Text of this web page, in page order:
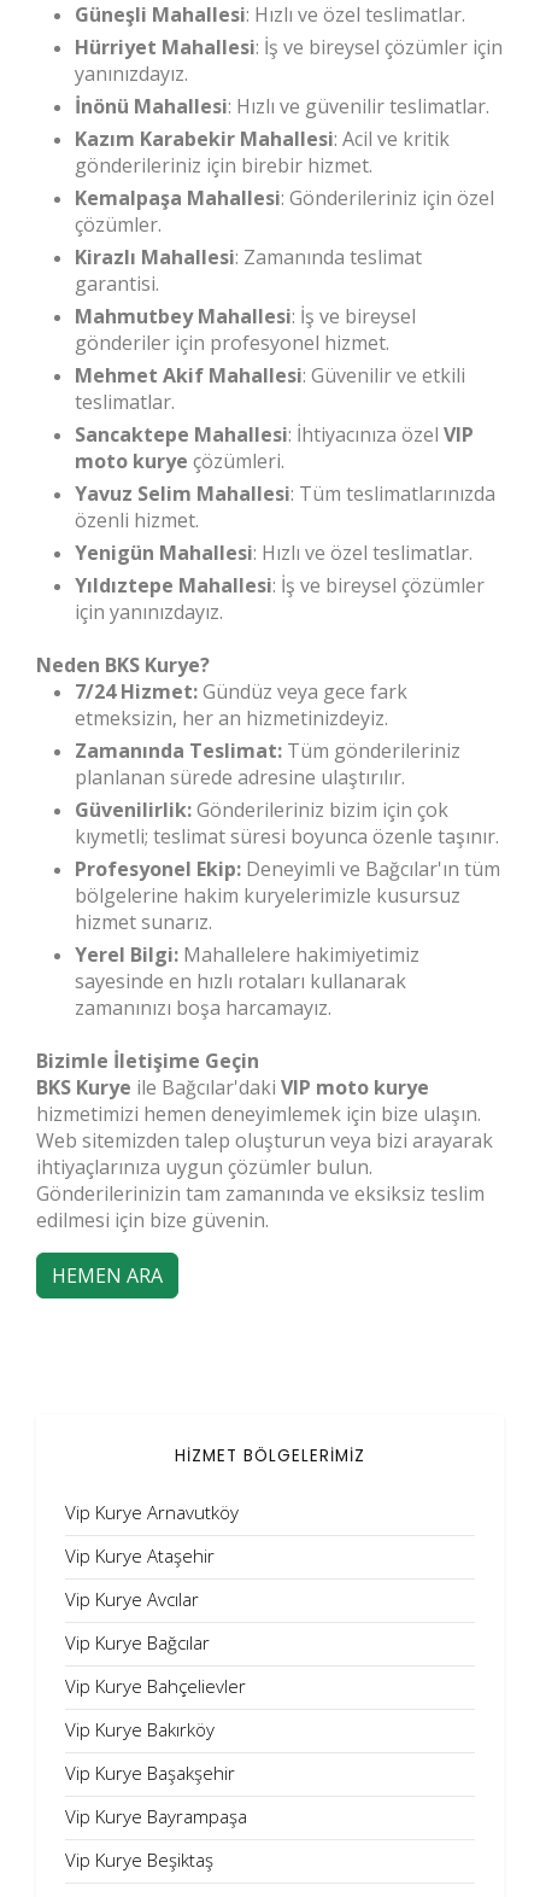
Güneşli Mahallesi: Hızlı ve özel teslimatlar.
Hürriyet Mahallesi: İş ve bireysel çözümler için
yanınızdayız.
İnönü Mahallesi: Hızlı ve güvenilir teslimatlar.
Kazım Karabekir Mahallesi: Acil ve kritik
gönderileriniz için birebir hizmet.
Kemalpaşa Mahallesi: Gönderileriniz için özel
çözümler.
Kirazlı Mahallesi: Zamanında teslimat
garantisi.
Mahmutbey Mahallesi: İş ve bireysel
gönderiler için profesyonel hizmet.
Mehmet Akif Mahallesi: Güvenilir ve etkili
teslimatlar.
Sancaktepe Mahallesi: İhtiyacınıza özel VIP
moto kurye çözümleri.
Yavuz Selim Mahallesi: Tüm teslimatlarınızda
özenli hizmet.
Yenigün Mahallesi: Hızlı ve özel teslimatlar.
Yıldıztepe Mahallesi: İş ve bireysel çözümler
için yanınızdayız.
Neden BKS Kurye?
7/24 Hizmet:Gündüz veya gece fark
etmeksizin, her an hizmetinizdeyiz.
Zamanında Teslimat: Tüm gönderileriniz
planlanan sürede adresine ulaştırılır.
Güvenilirlik:Gönderileriniz bizim için çok
kıymetli; teslimat süresi boyunca özenle taşınır.
Profesyonel Ekip: Deneyimli ve Bağcılar'ın tüm
bölgelerine hakim kuryelerimizle kusursuz
hizmet sunarız.
Yerel Bilgi: Mahallelere hakimiyetimiz
sayesinde en hızlı rotaları kullanarak
zamanınızı boşa harcamayız.
Bizimle İletişime Geçin
BKS Kurye ile Bağcılar'daki VIP moto kurye
hizmetimizi hemen deneyimlemek için bize ulaşın.
Web sitemizden talep oluşturun veya bizi arayarak
ihtiyaçlarınıza uygun çözümler bulun.
Gönderilerinizin tam zamanında ve eksiksiz teslim
edilmesi için bize güvenin.
HEMEN ARA
HİZMET BÖLGELERİMİZ
Vip Kurye Arnavutköy
Vip Kurye Ataşehir
Vip Kurye Avcılar
Vip Kurye Bağcılar
Vip Kurye Bahçelievler
Vip Kurye Bakırköy
Vip Kurye Başakşehir
Vip Kurye Bayrampaşa
Vip Kurye Beşiktaş